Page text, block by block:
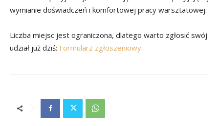
wymianie doświadczeń i komfortowej pracy warsztatowej.
Liczba miejsc jest ograniczona, dlatego warto zgłosić swój
udział już dziś: Formularz zgłoszeniowy